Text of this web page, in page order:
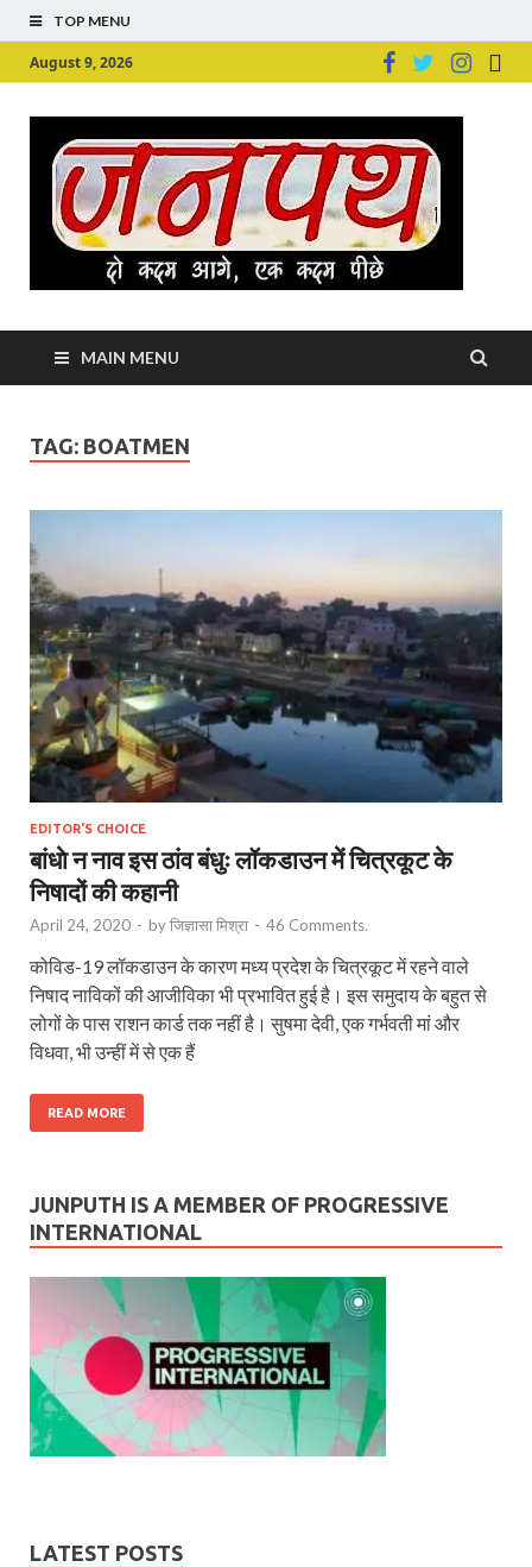
TOP MENU
August 9, 2026
MAIN MENU
TAG: BOATMEN
EDITOR'S CHOICE
बांधाे न नाव इस ठांव बंधुः लॉकडाउन में चित्रकूट के
निषादों की कहानी
April 24, 2020 - byजिज्ञासा मिश्रा - 46 Comments.
कोविड-19 लॉकडाउन के कारण मध्य प्रदेश के चित्रकूट में रहने वाले
निषाद नाविकों की आजीविका भी प्रभावित हुई है। इस समुदाय के बहुत से
लोगों के पास राशन कार्ड तक नहीं है। सुषमा देवी, एक गर्भवती मां और
विधवा, भी उन्हीं में से एक हैं
READ MORE
JUNPUTH IS A MEMBER OF PROGRESSIVE
INTERNATIONAL
LATEST POSTS